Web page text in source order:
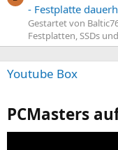
- Festplatte
Gestartet von
Festplatten, SSDs
Youtube Box
PCMasters